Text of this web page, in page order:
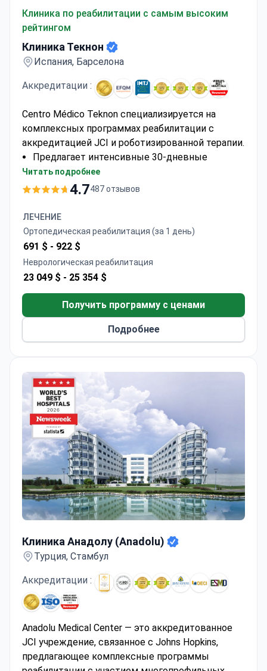
Клиника по реабилитации с самым высоким
рейтингом
Клиника Текнон
Испания, Барселона
Аккредитации :
Centro Médico Teknon специализируется на
комплексных программах реабилитации с
аккредитацией JCI и роботизированной терапии.
Предлагает интенсивные 30-дневные
программы с 4 часами ежедневной терапии
Использует роботизированную систему
при неврологических нарушениях
Мультидисциплинарная команда включает
неврологов, физиотерапевтов и
Доступны специализированные программы
нейрореабилитации для детей и взрослых
Проведено более 900 процедур
нейрореабилитации с использованием
передовых методик
Читать подробнее
4.7487 отзывов
ЛЕЧЕНИЕ
Ортопедическая реабилитация (за 1 день)
691 $ - 922 $
Неврологическая реабилитация
23 049 $ - 25 354 $
Получить программу с ценами
Подробнее
Клиника Анадолу (Anadolu)
Турция, Стамбул
Аккредитации :
Anadolu Medical Center — это аккредитованное
JCI учреждение, связанное с Johns Hopkins,
предлагающее комплексные программы